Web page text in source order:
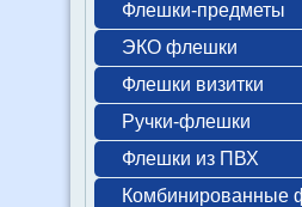
Флешки-предметы
ЭКО флешки
Флешки визитки
Ручки-флешки
Флешки из ПВХ
Комбинированные